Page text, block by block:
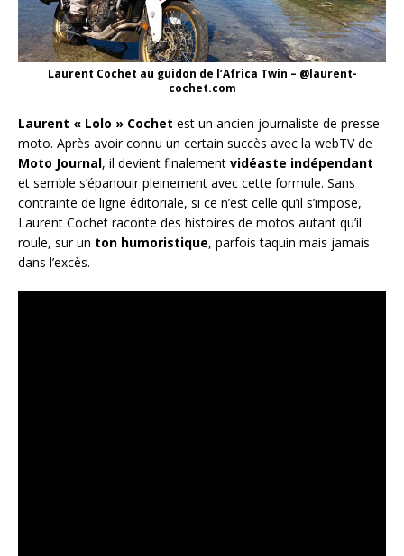
Laurent Cochet au guidon de l’Africa Twin – @laurent-
cochet.com
Laurent « Lolo » Cochet est un ancien journaliste de presse
moto. Après avoir connu un certain succès avec la webTV de
Moto Journal, il devient finalement vidéaste indépendant
et semble s’épanouir pleinement avec cette formule. Sans
contrainte de ligne éditoriale, si ce n’est celle qu’il s’impose,
Laurent Cochet raconte des histoires de motos autant qu’il
roule, sur un ton humoristique, parfois taquin mais jamais
dans l’excès.